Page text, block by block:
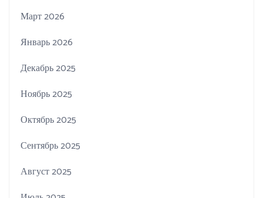
Март 2026
Январь 2026
Декабрь 2025
Ноябрь 2025
Октябрь 2025
Сентябрь 2025
Август 2025